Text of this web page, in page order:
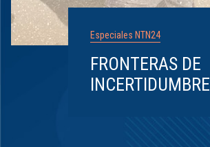
Especiales NTN24
FRONTERAS DE
INCERTIDUMBRE